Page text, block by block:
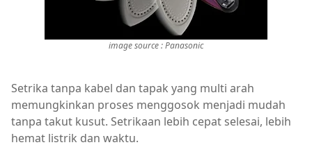
image source : Panasonic
Setrika tanpa kabel dan tapak yang multi arah
memungkinkan proses menggosok menjadi mudah
tanpa takut kusut. Setrikaan lebih cepat selesai, lebih
hemat listrik dan waktu.